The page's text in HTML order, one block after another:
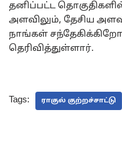
தனிப்பட்ட
அளவிலும், தேசிய
நாங்கள்
தெரிவித்துள்ளார்.
Tags: ராகுல் குற்றச்சாட்டு